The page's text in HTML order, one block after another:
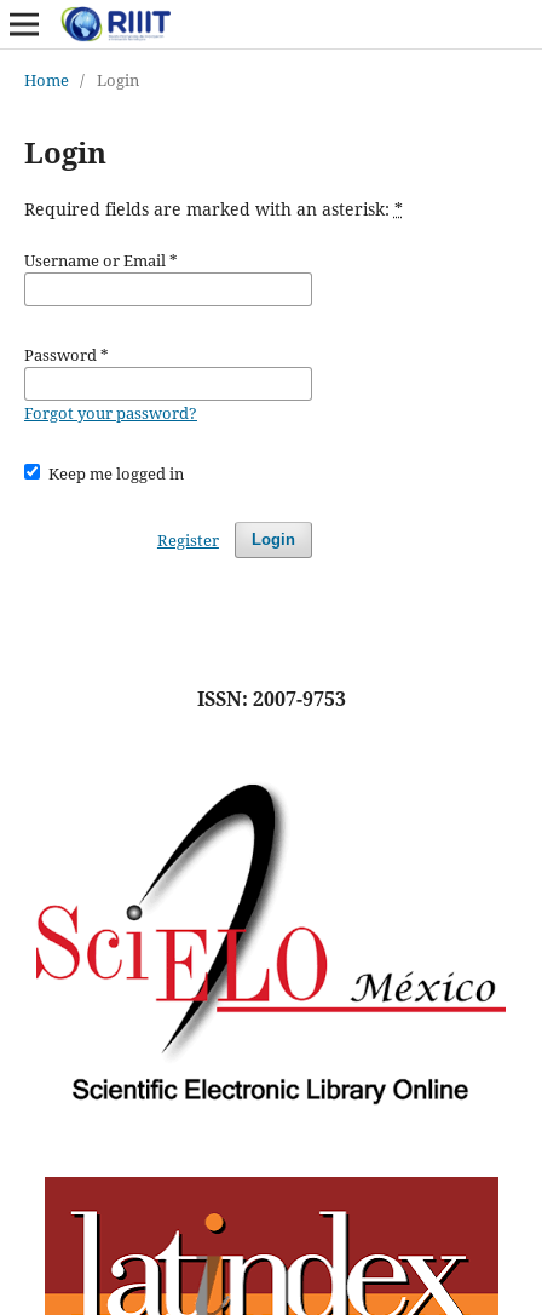
Home / Login
Login
Required fields are marked with an asterisk: *
Username or Email*
Password*
Forgot your password?
Keep me logged in
Login
Register
ISSN: 2007-9753